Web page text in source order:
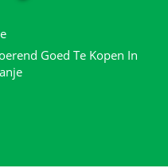
Goed Te Kopen In